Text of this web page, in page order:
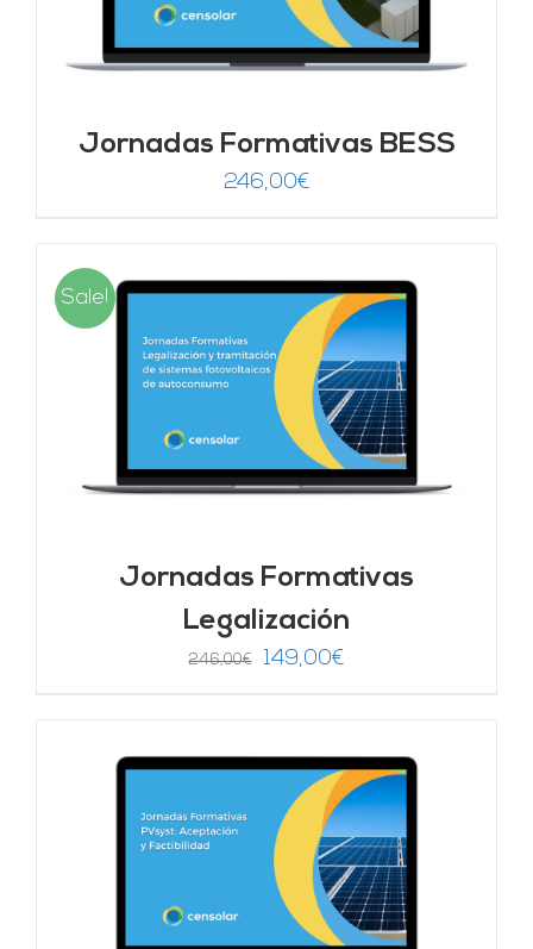
Jornadas Formativas BESS
246,00€
Sale!
Jornadas Formativas
Legalización
246,00€
El
era:
246,00€.
149,00€El
es:
149,00€.